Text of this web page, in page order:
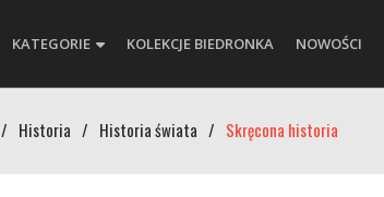
KATEGORIE KOLEKCJE BIEDRONKA NOWOŚCI
/ Historia / Historia świata / Skręcona historia